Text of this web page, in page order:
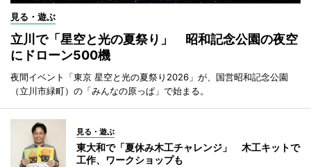
見る・遊ぶ
立川で「星空と光の夏祭り」 昭和記念公園の夜空
にドローン500機
夜間イベント「東京 星空と光の夏祭り2026」が、国営昭和記念公園
（立川市緑町）の「みんなの原っぱ」で始まる。
見る・遊ぶ
東大和で「夏休み木工チャレンジ」 木工キットで
工作、ワークショップも